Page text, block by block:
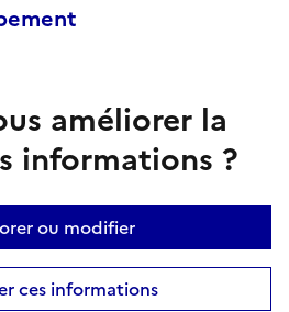
améliorer la
informations ?
ou modifier
ces informations